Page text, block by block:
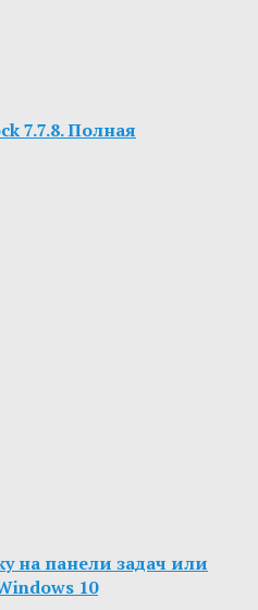
7.7.8. Полная
на панели задач или
10